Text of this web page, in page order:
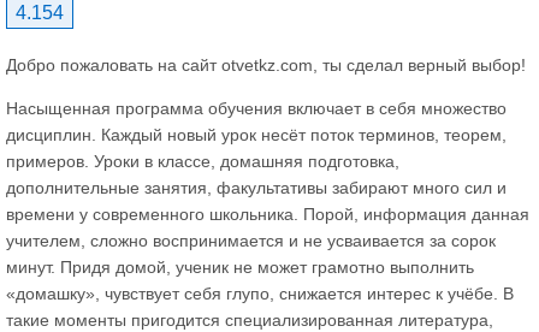
4.154
Добро пожаловать на сайт otvetkz.com, ты сделал верный выбор!
Насыщенная программа обучения включает в себя множество
дисциплин. Каждый новый урок несёт поток терминов, теорем,
примеров. Уроки в классе, домашняя подготовка,
дополнительные занятия, факультативы забирают много сил и
времени у современного школьника. Порой, информация данная
учителем, сложно воспринимается и не усваивается за сорок
минут. Придя домой, ученик не может грамотно выполнить
«домашку», чувствует себя глупо, снижается интерес к учёбе. В
такие моменты пригодится специализированная литература,